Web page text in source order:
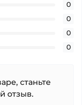
0
0
0
0
станьте
отзыв.